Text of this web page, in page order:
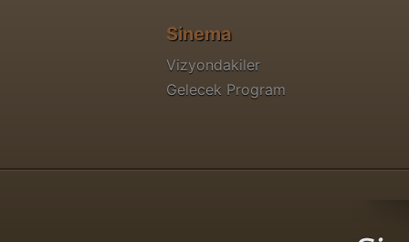
Sinema
Vizyondakiler
Gelecek Program